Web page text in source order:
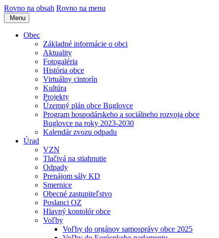
Rovno na obsah Rovno na menu
Menu
Obec
Základné informácie o obci
Aktuality
Fotogaléria
História obce
Virtuálny cintorín
Kultúra
Projekty
Územný plán obce Buglovce
Program hospodárskeho a sociálneho rozvoja obce
Buglovce na roky 2023-2030
Kalendár zvozu odpadu
Úrad
VZN
Tlačivá na stiahnutie
Odpady
Prenájom sály KD
Smernice
Obecné zastupiteľstvo
Poslanci OZ
Hlavný kontolór obce
Voľby
Voľby do orgánov samosprávy obce 2025